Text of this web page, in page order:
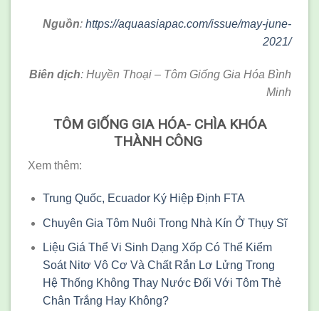
Nguồn: https://aquaasiapac.com/issue/may-june-
2021/
Biên dịch: Huyền Thoại – Tôm Giống Gia Hóa Bình
Minh
TÔM GIỐNG GIA HÓA- CHÌA KHÓA
THÀNH CÔNG
Xem thêm:
Trung Quốc, Ecuador Ký Hiệp Định FTA
Chuyên Gia Tôm Nuôi Trong Nhà Kín Ở Thụy Sĩ
Liệu Giá Thể Vi Sinh Dạng Xốp Có Thể Kiểm
Soát Nitơ Vô Cơ Và Chất Rắn Lơ Lửng Trong
Hệ Thống Không Thay Nước Đối Với Tôm Thẻ
Chân Trắng Hay Không?